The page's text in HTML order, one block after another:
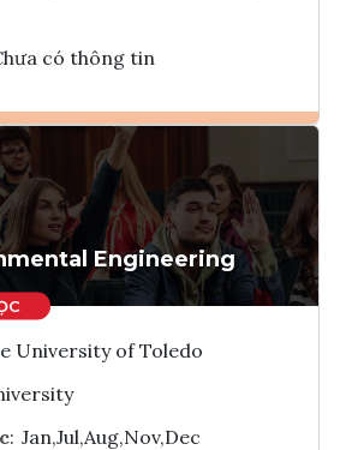
có thông tin
Ghi danh
Tham vấn Interlink
Engineering
University of Toledo
: Jan,Jul,Aug,Nov,Dec